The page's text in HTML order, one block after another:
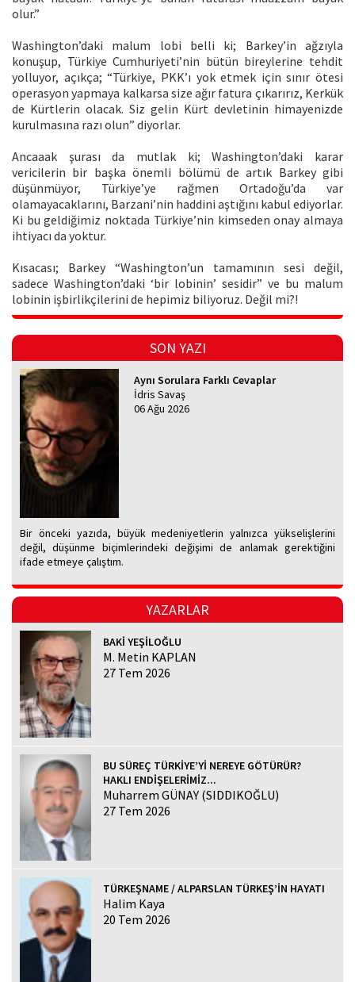
olur.”
Washington’daki malum lobi belli ki; Barkey’in ağzıyla
konuşup, Türkiye Cumhuriyeti’nin bütün bireylerine tehdit
yolluyor, açıkça; “Türkiye, PKK’ı yok etmek için sınır ötesi
operasyon yapmaya kalkarsa size ağır fatura çıkarırız, Kerkük
de Kürtlerin olacak. Siz gelin Kürt devletinin himayenizde
kurulmasına razı olun” diyorlar.
Ancaaak şurası da mutlak ki; Washington’daki karar
vericilerin bir başka önemli bölümü de artık Barkey gibi
düşünmüyor, Türkiye’ye rağmen Ortadoğu’da var
olamayacaklarını, Barzani’nin haddini aştığını kabul ediyorlar.
Ki bu geldiğimiz noktada Türkiye’nin kimseden onay almaya
ihtiyacı da yoktur.
Kısacası; Barkey “Washington’un tamamının sesi değil,
sadece Washington’daki ‘bir lobinin’ sesidir” ve bu malum
lobinin işbirlikçilerini de hepimiz biliyoruz. Değil mi?!
SON YAZI
Aynı Sorulara Farklı Cevaplar
İdris Savaş
06 Ağu 2026
Bir önceki yazıda, büyük medeniyetlerin yalnızca yükselişlerini
değil, düşünme biçimlerindeki değişimi de anlamak gerektiğini
ifade etmeye çalıştım.
YAZARLAR
BAKİ YEŞİLOĞLU
M. Metin KAPLAN
27 Tem 2026
BU SÜREÇ TÜRKİYE’Yİ NEREYE GÖTÜRÜR?
HAKLI ENDİŞELERİMİZ...
Muharrem GÜNAY (SIDDIKOĞLU)
27 Tem 2026
TÜRKEŞNAME / ALPARSLAN TÜRKEŞ’İN HAYATI
Halim Kaya
20 Tem 2026